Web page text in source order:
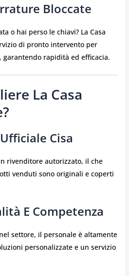
Bloccate
o hai perso le chiavi? La Casa
di pronto intervento per
garantendo rapidità ed efficacia.
La Casa
Cisa
rivenditore autorizzato, il che
venduti sono originali e coperti
E Competenza
settore, il personale è altamente
personalizzate e un servizio